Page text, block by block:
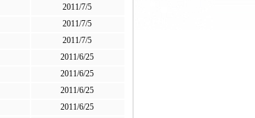
2011/7/5
2011/7/5
2011/7/5
2011/6/25
2011/6/25
2011/6/25
2011/6/25